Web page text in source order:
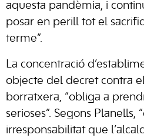
aquesta pandèmia, i
posar en perill tot el
terme”.
La concentració
objecte del decret contra
borratxera, “obliga a
serioses”. Segons Planells,
irresponsabilitat que